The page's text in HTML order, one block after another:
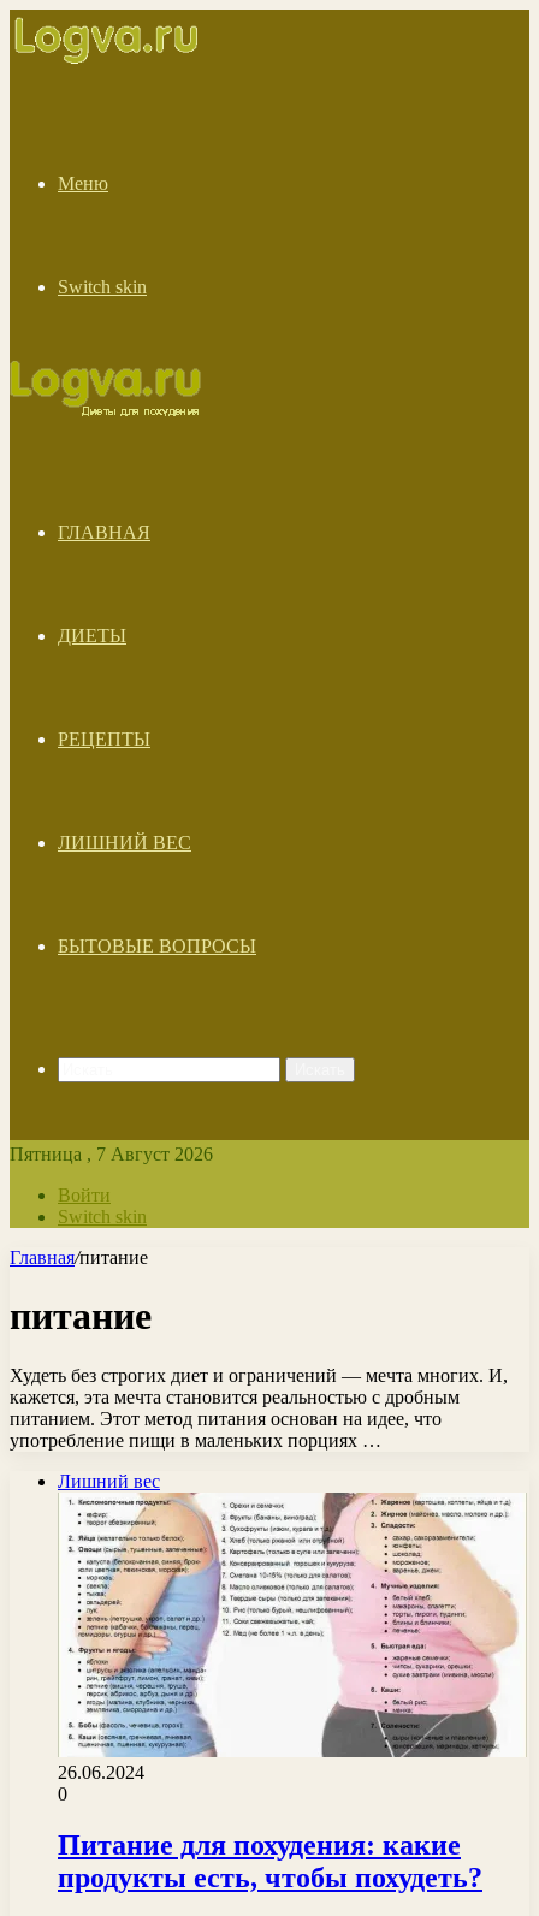
Меню
Switch skin
ГЛАВНАЯ
ДИЕТЫ
РЕЦЕПТЫ
ЛИШНИЙ ВЕС
БЫТОВЫЕ ВОПРОСЫ
Пятница , 7 Август 2026
Войти
Switch skin
Главная/питание
питание
Худеть без строгих диет и ограничений — мечта многих. И,
кажется, эта мечта становится реальностью с дробным
питанием. Этот метод питания основан на идее, что
употребление пищи в маленьких порциях …
Лишний вес
26.06.2024
0
Питание для похудения: какие
продукты есть, чтобы похудеть?